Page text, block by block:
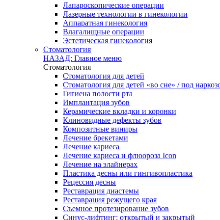
Лапароскопические операции
Лазерные технологии в гинекологии
Аппаратная гинекология
Влагалищные операции
Эстетическая гинекология
Стоматология
НАЗАД: Главное меню
Стоматология
Стоматология для детей
Стоматология для детей «во сне» / под
Гигиена полости рта
Имплантация зубов
Керамические вкладки и коронки
Клиновидные дефекты зубов
Композитные виниры
Лечение брекетами
Лечение кариеса
Лечение кариеса и флюороза Icon
Лечение на элайнерах
Пластика десны или гингивопластика
Рецессия десны
Реставрация диастемы
Реставрация режущего края
Съемное протезирование зубов
Синус-лифтинг: открытый и закрытый